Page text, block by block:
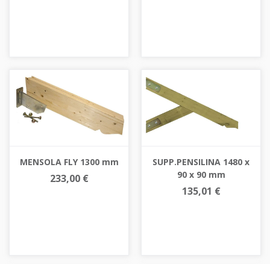
MENSOLA FLY 1300 mm
233,00 €
SUPP.PENSILINA 1480 x
90 x 90 mm
135,01 €